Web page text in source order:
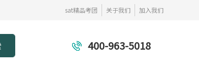
sat精品考团 关于我们 加入我们
400-963-5018